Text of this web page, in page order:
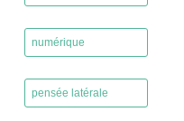
numérique
pensée latérale